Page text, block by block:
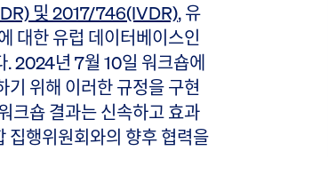
및 2017/746(IVDR), 유
대한 유럽 데이터베이스인
2024년 7월 10일 워크숍에
위해 이러한 규정을 구현
크숍 결과는 신속하고 효과
집행위원회와의 향후 협력을